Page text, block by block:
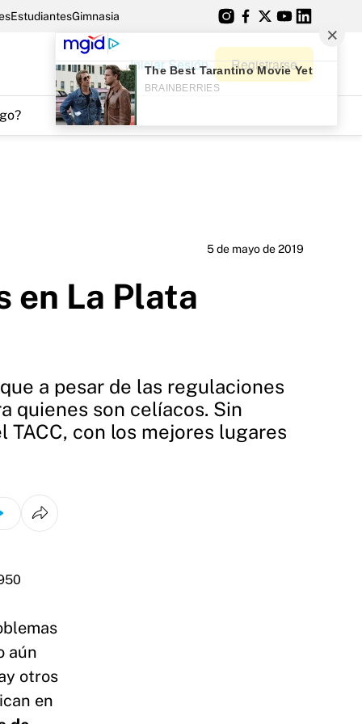
EstudiantesGimnasia
Iniciar Sesión Registrarse
5 de mayo de 2019
en La Plata
a pesar de las regulaciones
quienes son celíacos. Sin
con los mejores lugares
aún
otros
en